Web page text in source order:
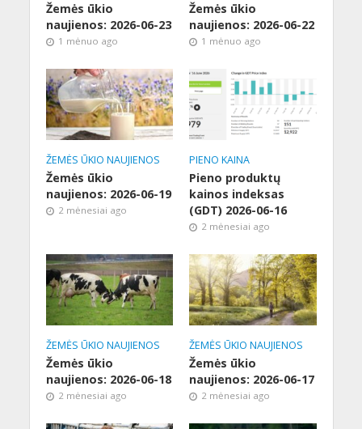
Žemės ūkio
naujienos: 2026-06-23
1 mėnuo ago
Žemės ūkio
naujienos: 2026-06-22
1 mėnuo ago
ŽEMĖS ŪKIO NAUJIENOS
Žemės ūkio
naujienos: 2026-06-19
2 mėnesiai ago
PIENO KAINA
Pieno produktų
kainos indeksas
(GDT) 2026-06-16
2 mėnesiai ago
ŽEMĖS ŪKIO NAUJIENOS
Žemės ūkio
naujienos: 2026-06-18
2 mėnesiai ago
ŽEMĖS ŪKIO NAUJIENOS
Žemės ūkio
naujienos: 2026-06-17
2 mėnesiai ago